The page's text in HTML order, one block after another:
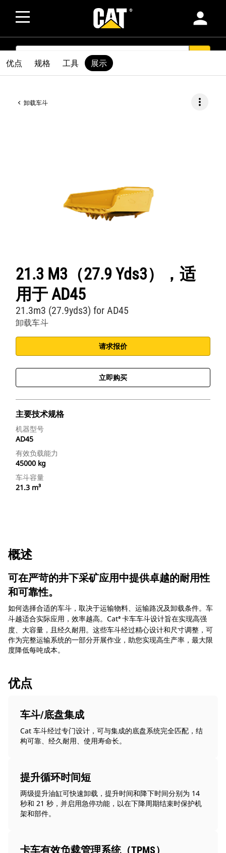
person
SEARCH
卸载车斗 more_vert
21.3 M3（27.9 Yds3），适
用于 AD45
卸载车斗
21.3m3 (27.9yds3) for AD45
请求报价
立即购买
主要技术规格
机器型号
AD45
有效负载能力
45000 kg
车斗容量
21.3 m³
优点 规格 工具 展示
概述
可在严苛的井下采矿应用中提供卓越的耐用性
和可靠性。
如何选择合适的车斗，取决于运输物料、运输路况及卸载条件。车
斗越适合实际应用，效率越高。Cat® 卡车车斗设计旨在实现高强
度、大容量，且经久耐用。这些车斗经过精心设计和尺寸调整，可
作为完整运输系统的一部分开展作业，助您实现高生产率，最大限
度降低每吨成本。
优点
车斗/底盘集成
Cat 车斗经过专门设计，可与集成的底盘系统完全匹配，结
构可靠、经久耐用、使用寿命长。
提升循环时间短
两级提升油缸可快速卸载，提升时间和降下时间分别为 14
秒和 21 秒，并启用急停功能，以在下降周期结束时保护机
架和部件。
卡车有效负载管理系统（TPMS）